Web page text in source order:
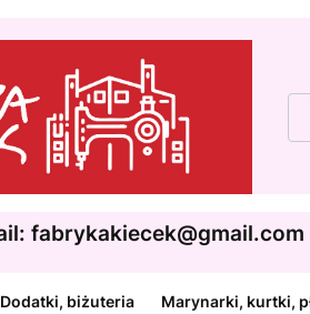
fabrykakiecek@gmail.com
Dodatki, biżuteria Marynarki, kurtki,